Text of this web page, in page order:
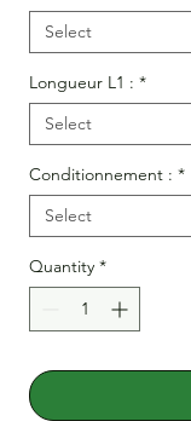
Select
Longueur L1 : *
Select
Conditionnement : *
Select
Quantity *